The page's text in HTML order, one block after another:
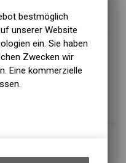
und einfaches
Passform, während das
Schlamm abwehrt. Mit
du selbst auf
bestmöglich
unserer Website
ein. Sie haben
Zwecken wir
Eine kommerzielle